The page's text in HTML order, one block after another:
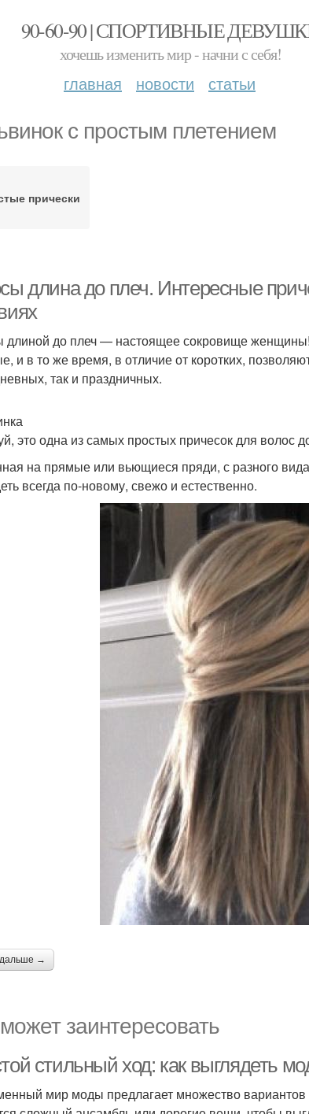
90-60-90 | СПОРТИВНЫЕ
хочешь изменить мир - начни с себя!
главная новости статьи
с простым плетением
прически
длина до плеч. Интересные
длиной до плеч — настоящее сокровище женщины!
и в то же время, в отличие от коротких,
так и праздничных.
это одна из самых простых причесок для волос
на прямые или вьющиеся пряди, с разного
всегда по-новому, свежо и естественно.
дальше →
заинтересовать
стильный ход: как выглядеть
мир моды предлагает множество вариантов